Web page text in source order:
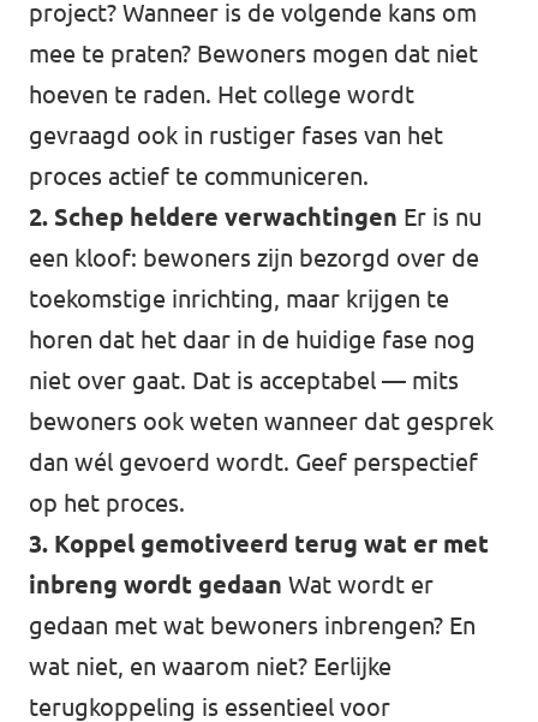
project? Wanneer is de volgende kans om
mee te praten? Bewoners mogen dat niet
hoeven te raden. Het college wordt
gevraagd ook in rustiger fases van het
proces actief te communiceren.
2. Schep heldere verwachtingen Er is nu
een kloof: bewoners zijn bezorgd over de
toekomstige inrichting, maar krijgen te
horen dat het daar in de huidige fase nog
niet over gaat. Dat is acceptabel — mits
bewoners ook weten wanneer dat gesprek
dan wél gevoerd wordt. Geef perspectief
op het proces.
3. Koppel gemotiveerd terug wat er met
inbreng wordt gedaan Wat wordt er
gedaan met wat bewoners inbrengen? En
wat niet, en waarom niet? Eerlijke
terugkoppeling is essentieel voor